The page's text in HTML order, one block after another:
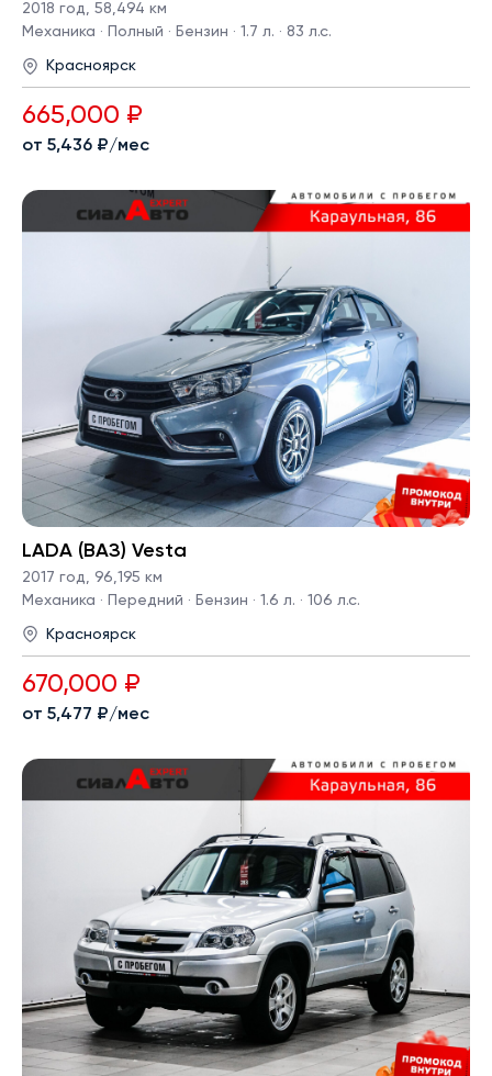
2018 год, 58,494 км
Механика · Полный · Бензин · 1.7 л. · 83 л.с.
Красноярск
665,000 ₽
от 5,436 ₽/мес
LADA (ВАЗ) Vesta
2017 год
96,195 км
Механика · Передний · Бензин · 1.6 л. · 106 л.с.
Красноярск
670,000 ₽
от 5,477 ₽/мес